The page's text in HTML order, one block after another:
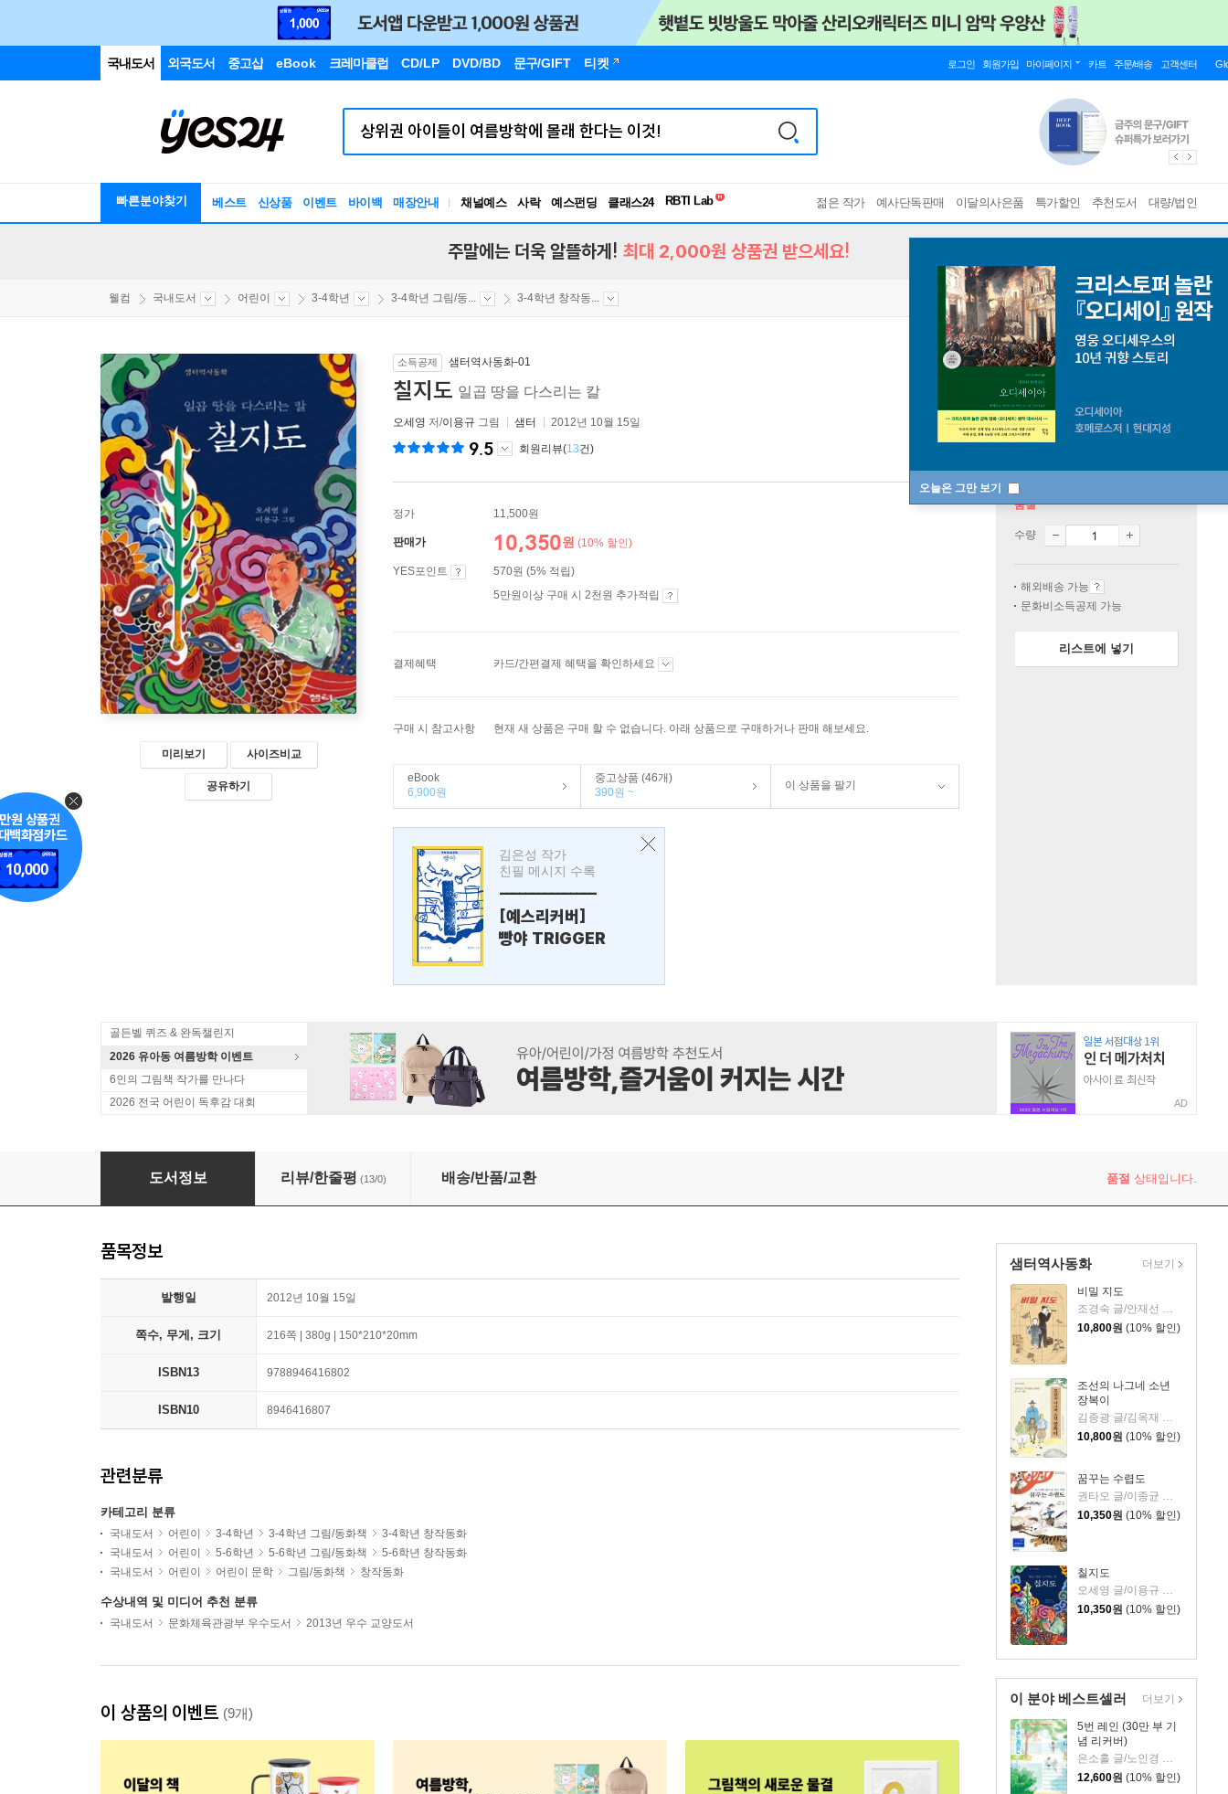
국내도서 외국도서 중고샵 eBook 크레마클럽 CD/LP DVD/BD 문구/GIFT 티켓 로그인 회원가입 마이페이지 카트 주문/배송 고객센터
빠른분야찾기 베스트 신상품 이벤트 바이백 매장안내 채널예스 사락 예스펀딩 클래스24
독서유형검사
RBTI Lab
젊은 작가 예사단독판매 이달의사은품 특가할인 추천도서 대량/법인
오늘은 그만 보기
주말에는 더욱 알뜰하게! 최대 2,000원 상품권 받으세요!
웰컴 국내도서 어린이 3-4학년 3-4학년 그림/동... 3-4학년 창작동...
미리보기 사이즈비교
공유하기
소득공제 샘터역사동화-01
칠지도 일곱 땅을 다스리는 칼
오세영 저/이용규 그림 샘터 2012년 10월 15일
9.5 회원리뷰(13건)
정가 11,500원
판매가 10,350원 (10% 할인)
YES포인트
570원 (5% 적립)
5만원이상 구매 시 2천원 추가적립
결제혜택 카드/간편결제 혜택을 확인하세요
구매 시 참고사항 현재 새 상품은 구매 할 수 없습니다. 아래 상품으로 구매하거나 판매 해보세요.
eBook
6,900원
중고상품 (46개)
390원 ~
이 상품을 팔기
김은성 작가
친필 메시지 수록
---------------
[예스리커버]
빵야 TRIGGER
품절
수량
해외배송 가능
문화비소득공제 가능
리스트에 넣기
골든벨 퀴즈 & 완독챌린지
2026 유아동 여름방학 이벤트
6인의 그림책 작가를 만나다
2026 전국 어린이 독후감 대회
AD
도서정보 리뷰/한줄평 (13/0) 배송/반품/교환 품절 상태입니다.
샘터역사동화
비밀 지도
조경숙 글/안재선 그림/이지수 감수
10,800원 (10% 할인)
조선의 나그네 소년
장복이
김종광 글/김옥재 그림
10,800원 (10% 할인)
꿈꾸는 수렵도
권타오 글/이종균 그림
10,350원 (10% 할인)
칠지도
10,350원 (10% 할인)
더보기
이 분야 베스트셀러
5번 레인 (30만 부 기
념 리커버)
은소홀 글/노인경 그림
12,600원 (10% 할인)
더보기
품목정보
발행일 2012년 10월 15일
쪽수, 무게, 크기 216쪽 | 380g | 150*210*20mm
ISBN13 9788946416802
ISBN10 8946416807
관련분류
카테고리 분류
국내도서 어린이 3-4학년 3-4학년 그림/동화책
3-4학년 창작동화
국내도서
어린이 5-6학년 5-6학년 그림/동화책
5-6학년 창작동화
국내도서
어린이 어린이 문학 그림/동화책 창작동화
수상내역 및 미디어 추천 분류
국내도서 문화체육관광부 우수도서 2013년 우수 교양도서
이 상품의 이벤트 (9개)